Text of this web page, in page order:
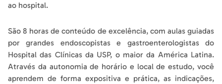
ao hospital.
São 8 horas de conteúdo de excelência, com aulas guiadas
por grandes endoscopistas e gastroenterologistas do
Hospital das Clínicas da USP, o maior da América Latina.
Através da autonomia de horário e local de estudo, você
aprendem de forma expositiva e prática, as indicações,